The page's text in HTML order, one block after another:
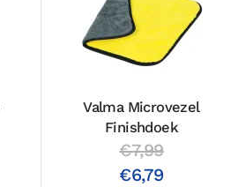
Valma Microvezel
Finishdoek
€7,99
€6,79